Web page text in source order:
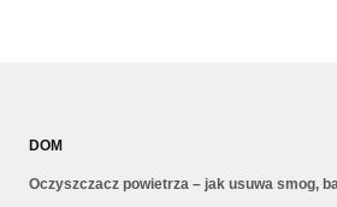
DOM
Oczyszczacz powietrza – jak usuwa smog,